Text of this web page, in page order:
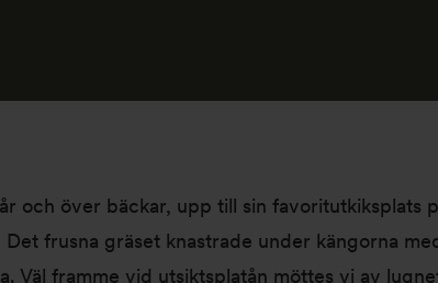
och över bäckar, upp till sin favoritutkiksplats
frusna gräset knastrade under kängorna
Väl framme vid utsiktsplatån möttes vi av